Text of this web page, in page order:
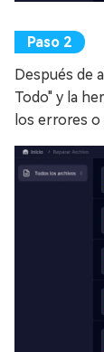
Después de
Todo" y la
los errores o